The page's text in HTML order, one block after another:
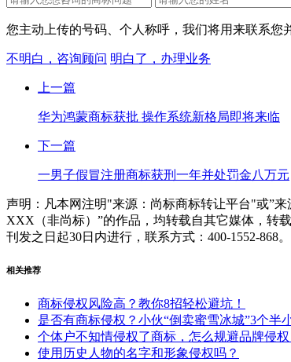
您主动上传的号码、个人称呼，我们将用来联系您
不明白，咨询顾问 明白了，办理业务
上一篇
华为鸿蒙商标获批 操作系统新格局即将来临
下一篇
一男子假冒注册商标获刑一年并处罚金八万元
声明：凡本网注明"来源：尚标商标转让平台"或”来
XXX（非尚标）”的作品，均转载自其它媒体，转
刊发之日起30日内进行，联系方式：400-1552-868。
相关推荐
商标侵权风险高？教你8招轻松避坑！
是否有商标侵权？小伙“倒卖蜜雪冰城”3个半
个体户不知情侵权了商标，怎么规避品牌侵权
使用历史人物的名字和形象侵权吗？